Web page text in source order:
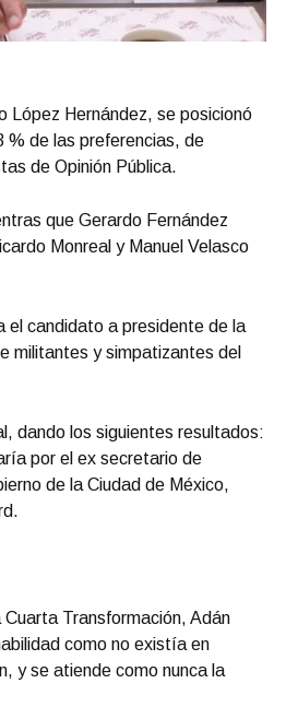
López Hernández, se posicionó
% de las preferencias, de
de Opinión Pública.
que Gerardo Fernández
Monreal y Manuel Velasco
el candidato a presidente de la
militantes y simpatizantes del
dando los siguientes resultados:
por el ex secretario de
de la Ciudad de México,
Transformación, Adán
como no existía en
y se atiende como nunca la
03